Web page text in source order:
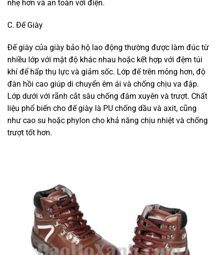
nhẹ hơn và an toàn với điện.
C. Đế Giày
Đế giày của giày bảo hộ lao động thường được làm đúc từ
nhiều lớp với mật độ khác nhau hoặc kết hợp với đệm túi
khí để hấp thụ lực và giảm sốc. Lớp đế trên mỏng hơn, độ
đàn hồi cao giúp di chuyển êm ái và chống chịu va đập.
Lớp dưới với rãnh cắt sâu chống đâm xuyên và trượt. Chất
liệu phổ biến cho đế giày là PU chống dầu và axit, cũng
như cao su hoặc phylon cho khả năng chịu nhiệt và chống
trượt tốt hơn.